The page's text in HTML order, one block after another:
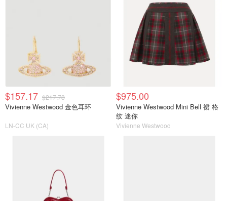
$157.17 $217.78
Vivienne Westwood 金色耳环
LN-CC UK (CA)
$975.00
Vivienne Westwood Mini Bell 裙 格
纹 迷你
Vivienne Westwood